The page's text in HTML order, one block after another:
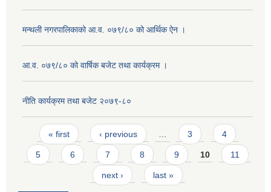
मन्थली नगरपालिकाको आ.व. ०७९/८० को आर्थिक ऐन ।
आ.व. ०७९/८० को वार्षिक बजेट तथा कार्यक्रम ।
नीति कार्यक्रम तथा बजेट २०७९-८०
Pages
« first ‹ previous 3 4
5 6 7 8 9 10 11
next › last »